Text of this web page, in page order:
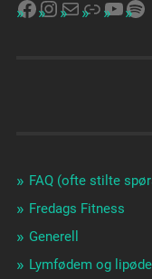
FAQ (ofte stilte
Fredags Fitness
Generell
Lymfødem og